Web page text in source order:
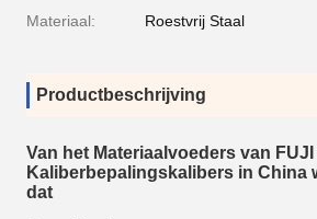
Materiaal: Roestvrij Staal
Productbeschrijving
Van het Materiaalvoeders van FUJI
Kaliberbepalingskalibers in China
dat